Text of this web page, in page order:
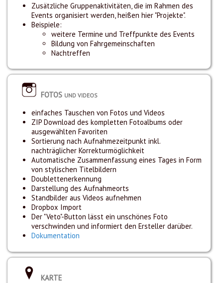
Zusätzliche Gruppenaktivitäten, die im Rahmen des
Events organisiert werden, heißen hier "Projekte".
Beispiele:
weitere Termine und Treffpunkte des Events
Bildung von Fahrgemeinschaften
Nachtreffen
FOTOS UND VIDEOS
einfaches Tauschen von Fotos und Videos
ZIP Download des kompletten Fotoalbums oder
ausgewählten Favoriten
Sortierung nach Aufnahmezeitpunkt inkl.
nachträglicher Korrekturmöglichkeit
Automatische Zusammenfassung eines Tages in Form
von stylischen Titelbildern
Doublettenerkennung
Darstellung des Aufnahmeorts
Standbilder aus Videos aufnehmen
Dropbox Import
Der "Veto"-Button lässt ein unschönes Foto
verschwinden und informiert den Ersteller darüber.
Dokumentation
KARTE